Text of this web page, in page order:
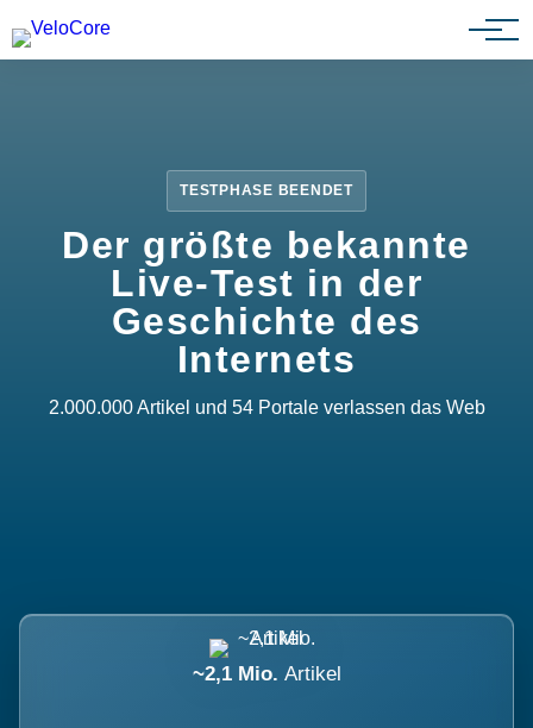
Partnerprogramm
TESTPHASE BEENDET
Der größte bekannte
Live-Test in der
Geschichte des
Internets
2.000.000 Artikel und 54 Portale verlassen das Web
~2,1 Mio. Artikel